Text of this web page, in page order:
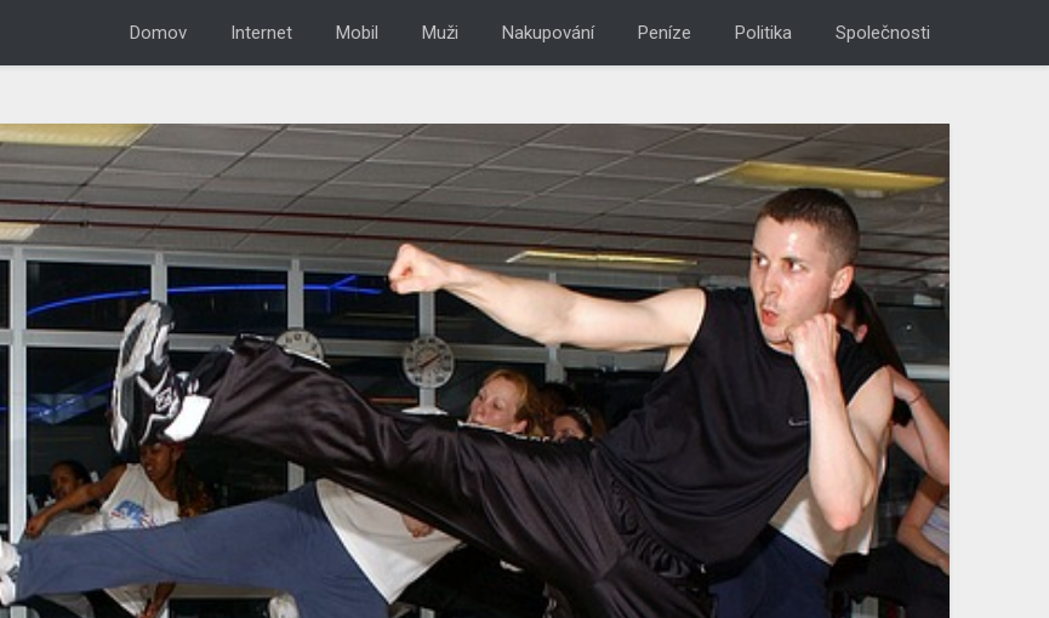
Domov Internet Mobil Muži Nakupování Peníze Politika Společnosti